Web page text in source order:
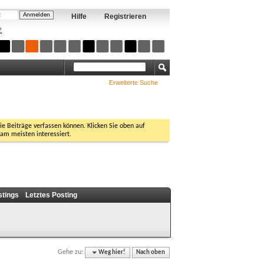
Registrieren
Hilfe
Erweiterte Suche
Beiträge verfassen können. Klicken Sie oben auf
am meisten interessiert.
Letztes Posting
Gehe zu: Weg hier! Nach oben